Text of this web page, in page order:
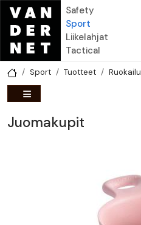
Hyppää pääsisältöön
Safety
Sport
Liikelahjat
Tactical
Sport Tuotteet Ruokailu
Juomakupit